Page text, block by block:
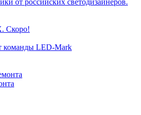
от российских светодизайнеров.
Скоро!
команды LED-Mark